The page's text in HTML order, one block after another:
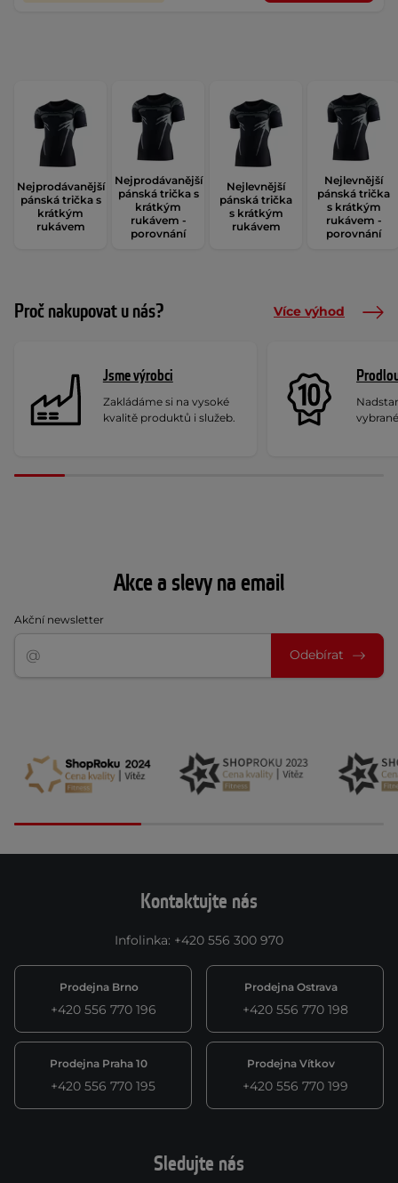
Nejprodávanější
pánská trička s
krátkým
rukávem
Nejprodávanější
pánská trička s
krátkým
rukávem -
porovnání
Nejlevnější
pánská trička
s krátkým
rukávem
Nejlevnější
pánská trička
s krátkým
rukávem -
porovnání
Proč nakupovat u nás? Více výhod
Jsme výrobci
Zakládáme si na vysoké
kvalitě produktů i služeb.
Akce a slevy na email
Akční newsletter
Odebírat
Kontaktujte nás
Infolinka: +420 556 300 970
Prodejna Brno
+420 556 770 196
Prodejna Ostrava
+420 556 770 198
Prodejna Praha 10
+420 556 770 195
Prodejna Vítkov
+420 556 770 199
Sledujte nás